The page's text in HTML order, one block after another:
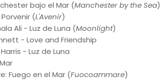
bajo el Mar (Manchester by the Sea)
(L'Avenir)
Ali - Luz de Luna (Moonlight)
- Love and Friendship
- Luz de Luna
Fuego en el Mar (Fuocoammare)